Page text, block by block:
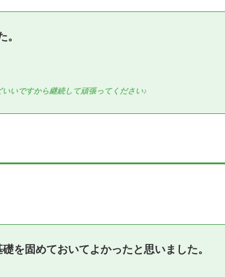
。
いですから継続して頑張ってください♪
を固めておいてよかったと思いました。